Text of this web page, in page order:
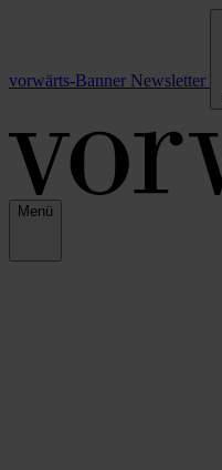
vorwärts-Banner Newsletter
Menü